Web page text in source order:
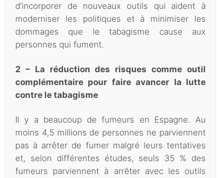
d’incorporer de nouveaux outils qui aident à
moderniser les politiques et à minimiser les
dommages que le tabagisme cause aux
personnes qui fument.
2 – La réduction des risques comme outil
complémentaire pour faire avancer la lutte
contre le tabagisme
Il y a beaucoup de fumeurs en Espagne. Au
moins 4,5 millions de personnes ne parviennent
pas à arrêter de fumer malgré leurs tentatives
et, selon différentes études, seuls 35 % des
fumeurs parviennent à arrêter avec les outils